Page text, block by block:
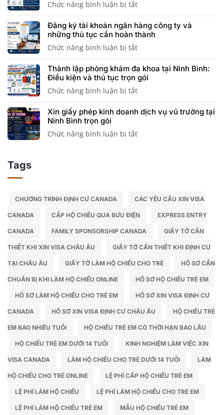
động
thông
quan
cần
biết
hoạt
động
trực
tuyến:
hồ
sơ
tục
Chức năng bình luận bị tắt
chức,
viên
được
thành
ty
Đăng ký tài khoản ngân hàng công ty và
những thủ tục cần hoàn thành
Chức năng bình luận bị tắt
ký
tài
hàng
hoàn
thành
Thành lập phòng khám đa khoa tại Ninh Bình:
Điều kiện và thủ tục trọn gói
Chức năng bình luận bị tắt
lập
Điều
kiện
thủ
tục
gói
Xin giấy phép kinh doanh dịch vụ vũ trường tại
Ninh Bình trọn gói
Chức năng bình luận bị tắt
dịch
vụ
trường
tại
Bình
trọn
Tags
CHƯƠNG TRÌNH ĐỊNH CƯ CANADA CÁC YÊU CẦU XIN VISA
CANADA CẤP HỘ CHIẾU QUA BƯU ĐIỆN EXPRESS ENTRY
CANADA FAMILY SPONSORSHIP CANADA GIẤY TỜ CẦN
THIẾT KHI XIN VISA CHÂU ÂU GIẤY TỜ CẦN THIẾT KHI ĐỊNH CƯ
TẠI CHÂU ÂU GIẤY TỜ LÀM HỘ CHIẾU CHO TRẺ HỒ SƠ CẦN
CHUẨN BỊ KHI LÀM HỘ CHIẾU ONLINE HỒ SƠ HỘ CHIẾU TRẺ EM
HỒ SƠ LÀM HỘ CHIẾU CHO TRẺ EM HỒ SƠ XIN VISA ĐỊNH CƯ
CANADA HỒ SƠ XIN VISA ĐỊNH CƯ CHÂU ÂU HỘ CHIẾU TRẺ
EM BAO NHIÊU TUỔI HỘ CHIẾU TRẺ EM CÓ THỜI HẠN BAO LÂU
HỘ CHIẾU TRẺ EM DƯỚI 14 TUỔI KINH NGHIỆM LÀM VIỆC XIN
VISA CANADA LÀM HỘ CHIẾU CHO TRẺ DƯỚI 14 TUỔI LÀM
HỘ CHIẾU CHO TRẺ ONLINE LỆ PHÍ CẤP HỘ CHIẾU TRẺ EM
LỆ PHÍ LÀM HỘ CHIẾU LỆ PHÍ LÀM HỘ CHIẾU CHO TRẺ EM
LỆ PHÍ LÀM HỘ CHIẾU TRẺ EM MẪU HỘ CHIẾU TRẺ EM